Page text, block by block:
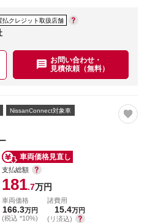
払クレジット取扱店舗
お問い合わせ・
見積依頼（無料）
NissanConnect対象車
車両価格見直し
支払総額
181.7万円
車両価格
166.3万円
(税込 *10%)
諸費用
15.4万円
(リ済込)